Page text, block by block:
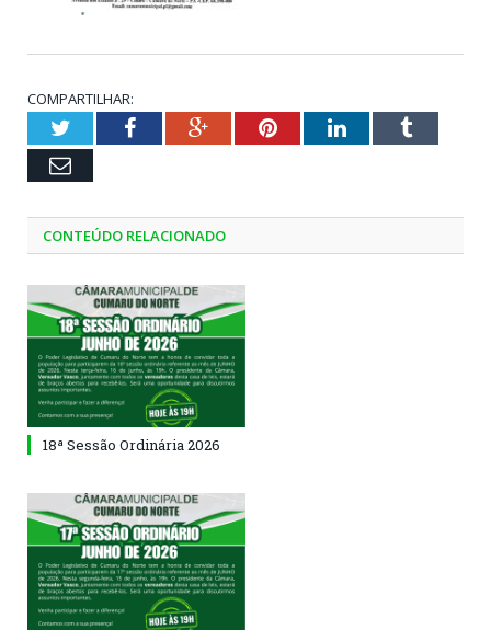
COMPARTILHAR:
TwitterFacebookGoogle+PinterestLinkedInTumblr
Email
CONTEÚDO RELACIONADO
18ª Sessão Ordinária 2026